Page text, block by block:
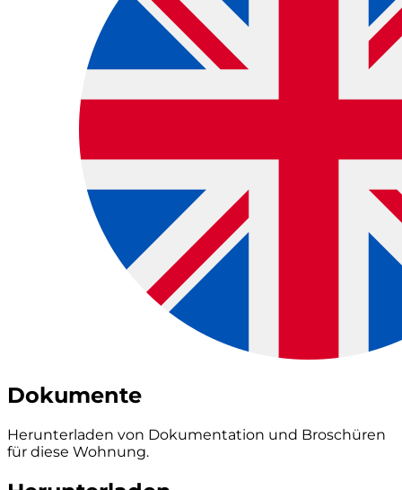
Dokumente
Herunterladen von Dokumentation und Broschüren
für diese Wohnung.